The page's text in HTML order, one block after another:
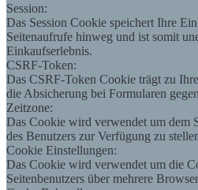
Session:
Das Session Cookie speichert Ihre
Seitenaufrufe hinweg und ist somit
Einkaufserlebnis.
CSRF-Token:
Das CSRF-Token Cookie trägt zu
die Absicherung bei Formularen
Zeitzone:
Das Cookie wird verwendet um dem
des Benutzers zur Verfügung zu
Cookie Einstellungen:
Das Cookie wird verwendet um die
Seitenbenutzers über mehrere